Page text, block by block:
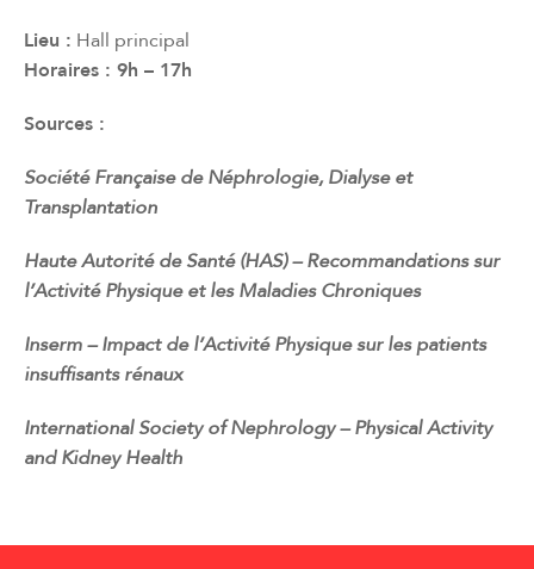
Lieu : Hall principal
Horaires : 9h – 17h
Sources :
Société Française de Néphrologie, Dialyse et
Transplantation
Haute Autorité de Santé (HAS) – Recommandations sur
l’Activité Physique et les Maladies Chroniques
Inserm – Impact de l’Activité Physique sur les patients
insuffisants rénaux
International Society of Nephrology – Physical Activity
and Kidney Health